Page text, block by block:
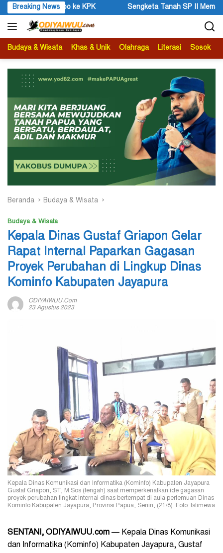
Langsung
ke
konten
Breaking News
Sengketa Tanah SP II Memanas, Pengadilan Negeri Timika
Budaya & Wisata Khas & Unik Olahraga Literasi Sosok
Beranda Budaya & Wisata
Budaya & Wisata
Kepala Dinas Gustaf Griapon Gelar
Rapat Internal Paparkan Gagasan
Proyek Perubahan di Lingkup Dinas
Kominfo Kabupaten Jayapura
ODIYAIWUU.com
23 Agustus 2023
Kepala Dinas Komunikasi dan Informatika (Kominfo) Kabupaten Jayapura
Gustaf Griapon, ST, M.Sos (tengah) saat memperkenalkan ide gagasan
proyek perubahan tingkat internal dinas bertempat di aula pertemuan Dinas
Kominfo Kabupaten Jayapura, Provinsi Papua, Senin, (21/8). Foto: Istimewa
SENTANI, ODIYAIWUU.com — Kepala Dinas Komunikasi
dan Informatika (Kominfo) Kabupaten Jayapura, Gustaf